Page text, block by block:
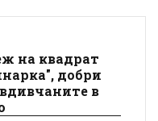
на квадрат
добри
в